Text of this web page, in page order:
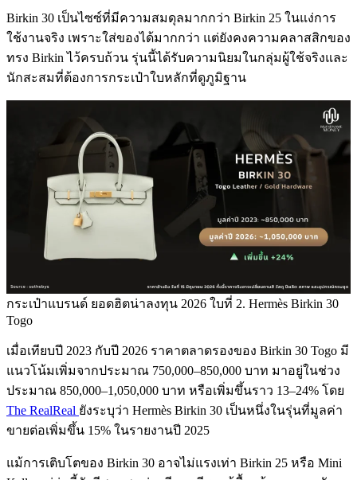
Birkin 30 เป็นไซซ์ที่มีความสมดุลมากกว่า Birkin 25 ในแง่การ
ใช้งานจริง เพราะใส่ของได้มากกว่า แต่ยังคงความคลาสสิกของ
ทรง Birkin ไว้ครบถ้วน รุ่นนี้ได้รับความนิยมในกลุ่มผู้ใช้จริงและ
นักสะสมที่ต้องการกระเป๋าใบหลักที่ดูภูมิฐาน
กระเป๋าแบรนด์ ยอดฮิตน่าลงทุน 2026 ใบที่ 2. Hermès Birkin 30
Togo
เมื่อเทียบปี 2023 กับปี 2026 ราคาตลาดรองของ Birkin 30 Togo มี
แนวโน้มเพิ่มจากประมาณ 750,000–850,000 บาท มาอยู่ในช่วง
ประมาณ 850,000–1,050,000 บาท หรือเพิ่มขึ้นราว 13–24% โดย
The RealReal ยังระบุว่า Hermès Birkin 30 เป็นหนึ่งในรุ่นที่มูลค่า
ขายต่อเพิ่มขึ้น 15% ในรายงานปี 2025
แม้การเติบโตของ Birkin 30 อาจไม่แรงเท่า Birkin 25 หรือ Mini